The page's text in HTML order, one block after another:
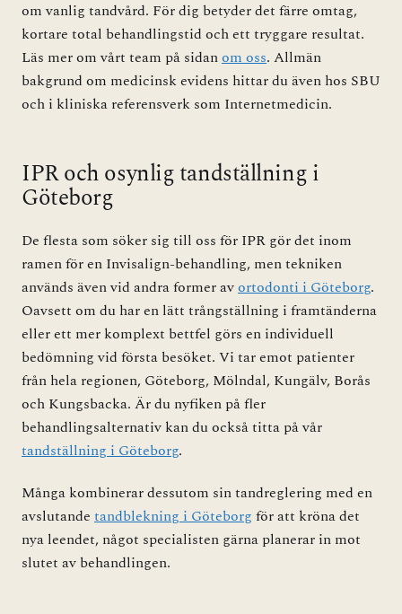
om vanlig tandvård. För dig betyder det färre omtag,
kortare total behandlingstid och ett tryggare resultat.
Läs mer om vårt team på sidanom oss. Allmän
bakgrund om medicinsk evidens hittar du även hos SBU
och i kliniska referensverk som Internetmedicin.
IPR och osynlig tandställning i
Göteborg
De flesta som söker sig till oss för IPR gör det inom
ramen för en Invisalign-behandling, men tekniken
används även vid andra former avortodonti i Göteborg.
Oavsett om du har en lätt trångställning i framtänderna
eller ett mer komplext bettfel görs en individuell
bedömning vid första besöket. Vi tar emot patienter
från hela regionen, Göteborg, Mölndal, Kungälv, Borås
och Kungsbacka. Är du nyfiken på fler
behandlingsalternativ kan du också titta på vår
tandställning i Göteborg.
Många kombinerar dessutom sin tandreglering med en
avslutande tandblekning i Göteborg för att kröna det
nya leendet, något specialisten gärna planerar in mot
slutet av behandlingen.